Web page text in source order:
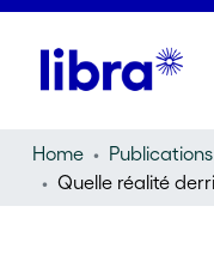
Home Publications